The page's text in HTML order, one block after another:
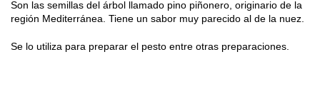
Son las semillas del árbol llamado pino piñonero, originario de la
región Mediterránea. Tiene un sabor muy parecido al de la nuez.
Se lo utiliza para preparar el pesto entre otras preparaciones.